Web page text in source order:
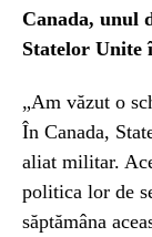
Canada, unul
Statelor Unite
„Am văzut o
În Canada,
aliat militar.
politica lor de
săptămâna